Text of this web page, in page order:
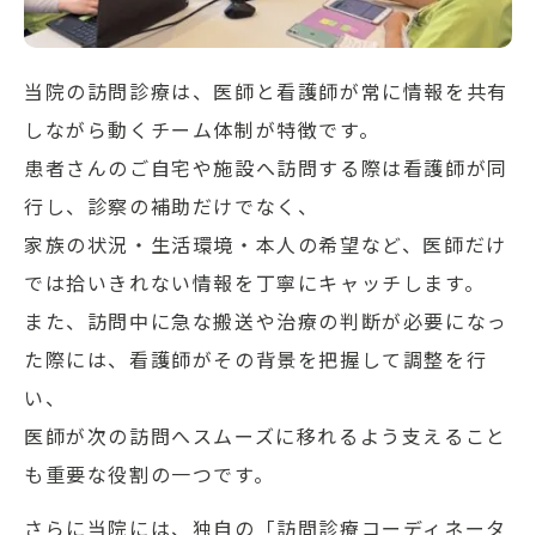
当院の訪問診療は、医師と看護師が常に情報を共有
しながら動くチーム体制が特徴です。
患者さんのご自宅や施設へ訪問する際は看護師が同
行し、診察の補助だけでなく、
家族の状況・生活環境・本人の希望など、医師だけ
では拾いきれない情報を丁寧にキャッチします。
また、訪問中に急な搬送や治療の判断が必要になっ
た際には、看護師がその背景を把握して調整を行
い、
医師が次の訪問へスムーズに移れるよう支えること
も重要な役割の一つです。
さらに当院には、独自の「訪問診療コーディネータ